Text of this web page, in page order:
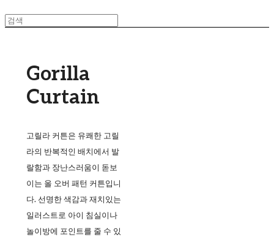
Gorilla
Curtain
고릴라 커튼은 유쾌한 고릴
라의 반복적인 배치에서 발
랄함과 장난스러움이 돋보
이는 올 오버 패턴 커튼입니
다. 선명한 색감과 재치있는
일러스트로 아이 침실이나
놀이방에 포인트를 줄 수 있